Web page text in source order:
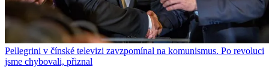
Pellegrini v čínské televizi zavzpomínal na komunismus. Po revoluci
jsme chybovali, přiznal